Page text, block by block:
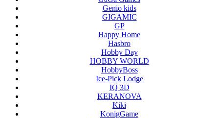
Genio kids
GIGAMIC
GP
Happy Home
Hasbro
Hobby Day
HOBBY WORLD
HobbyBoss
Ice-Pick Lodge
IQ 3D
KERANOVA
Kiki
KonigGame